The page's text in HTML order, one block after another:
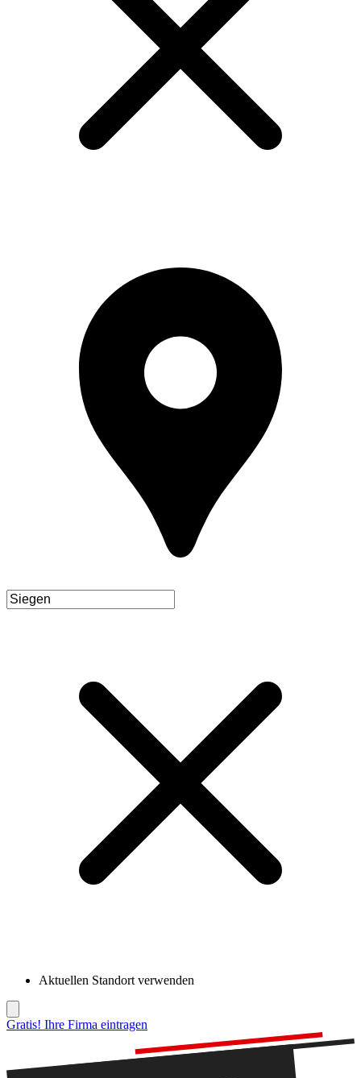
Aktuellen Standort verwenden
Gratis! Ihre Firma eintragen